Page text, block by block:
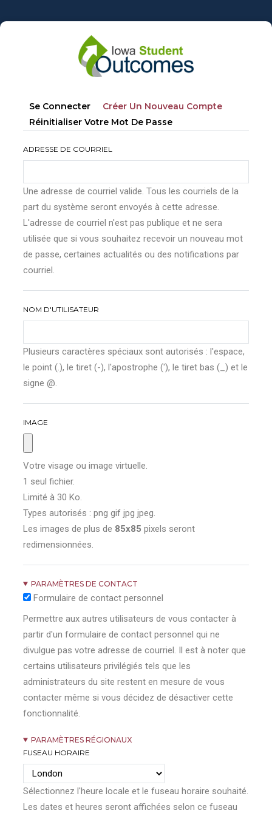
au
Onglets
principaux
Se Connecter Créer Un Nouveau Compte
Réinitialiser Votre Mot De Passe
ADRESSE DE COURRIEL
Une adresse de courriel valide. Tous les courriels de la
part du système seront envoyés à cette adresse.
L'adresse de courriel n'est pas publique et ne sera
utilisée que si vous souhaitez recevoir un nouveau mot
de passe, certaines actualités ou des notifications par
courriel.
NOM D'UTILISATEUR
Plusieurs caractères spéciaux sont autorisés : l'espace,
le point (.), le tiret (-), l'apostrophe ('), le tiret bas (_) et le
signe @.
IMAGE
Votre visage ou image virtuelle.
1 seul fichier.
Limité à 30 Ko.
Types autorisés : png gif jpg jpeg.
Les images de plus de 85x85 pixels seront
redimensionnées.
PARAMÈTRES DE CONTACT
Formulaire de contact personnel
Permettre aux autres utilisateurs de vous contacter à
partir d'un formulaire de contact personnel qui ne
divulgue pas votre adresse de courriel. Il est à noter que
certains utilisateurs privilégiés tels que les
administrateurs du site restent en mesure de vous
contacter même si vous décidez de désactiver cette
fonctionnalité.
PARAMÈTRES RÉGIONAUX
FUSEAU HORAIRE
Sélectionnez l'heure locale et le fuseau horaire souhaité.
Les dates et heures seront affichées selon ce fuseau